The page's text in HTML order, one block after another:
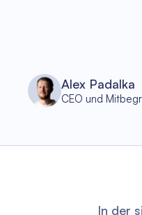
Alex Padalka
CEO und
In der